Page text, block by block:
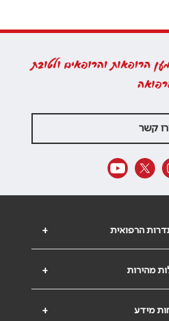
הרופאות והרופאים ולטובת
קשר
+ הרפואית
+ מהירות
+ מידע